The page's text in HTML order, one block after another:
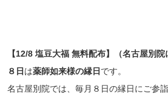
【12/8 塩豆大福 無料配布】（名古屋別院
８日 は薬師如来様の縁日 です。
名古屋別院では、毎月８日の縁日にご参